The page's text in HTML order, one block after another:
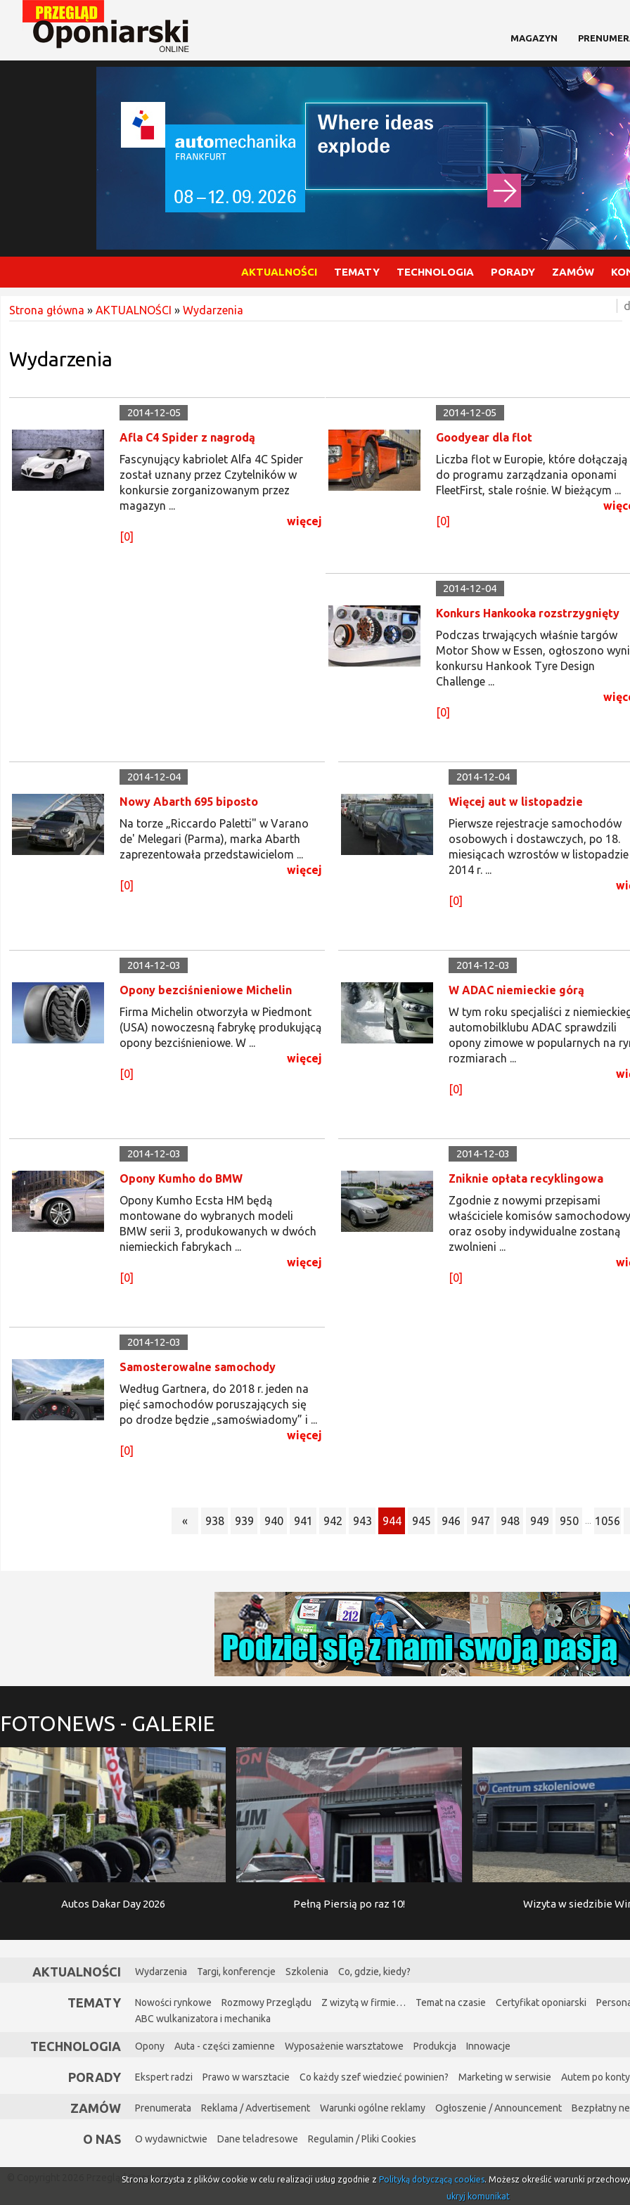
MAGAZYN
AKTUALNOŚCI TEMATY TECHNOLOGIA PORADY ZAMÓW
Strona główna » AKTUALNOŚCI » Wydarzenia
Wydarzenia
2014-12-05
Afla C4 Spider z nagrodą
Fascynujący kabriolet Alfa 4C Spider
został uznany przez Czytelników w
konkursie zorganizowanym przez
magazyn ...
więcej
[0]
2014-12-05
Goodyear dla flot
Liczba flot w Europie, które dołączają
do programu zarządzania oponami
FleetFirst, stale rośnie. W bieżącym ...
[0]
2014-12-04
Konkurs Hankooka rozstrzygnięty
Podczas trwających właśnie targów
Motor Show w Essen, ogłoszono
konkursu Hankook Tyre Design
Challenge ...
[0]
2014-12-04
Nowy Abarth 695 biposto
Na torze „Riccardo Paletti" w Varano
de' Melegari (Parma), marka Abarth
zaprezentowała przedstawicielom ...
więcej
[0]
2014-12-04
Więcej aut w listopadzie
Pierwsze rejestracje samochodów
osobowych i dostawczych, po 18.
miesiącach wzrostów w listopadzie
2014 r. ...
[0]
2014-12-03
Opony bezciśnieniowe Michelin
Firma Michelin otworzyła w Piedmont
(USA) nowoczesną fabrykę produkującą
opony bezciśnieniowe. W ...
więcej
[0]
2014-12-03
W ADAC niemieckie górą
W tym roku specjaliści z
automobilklubu ADAC sprawdzili
opony zimowe w popularnych na
rozmiarach ...
[0]
2014-12-03
Opony Kumho do BMW
Opony Kumho Ecsta HM będą
montowane do wybranych modeli
BMW serii 3, produkowanych w dwóch
niemieckich fabrykach ...
więcej
[0]
2014-12-03
Zniknie opłata recyklingowa
Zgodnie z nowymi przepisami
właściciele komisów
oraz osoby indywidualne zostaną
zwolnieni ...
[0]
2014-12-03
Samosterowalne samochody
Według Gartnera, do 2018 r. jeden na
pięć samochodów poruszających się
po drodze będzie „samoświadomy” i ...
więcej
[0]
« 938 939 940 941 942 943 944 945 946 947 948 949 950 1056
FOTONEWS - GALERIE
Autos Dakar Day 2026 Pełną Piersią po raz 10! Wizyta w siedzibie
AKTUALNOŚCI Wydarzenia Targi, konferencje Szkolenia Co, gdzie, kiedy?
TEMATY Nowości rynkowe Rozmowy Przeglądu Z wizytą w firmie… Temat na czasie Certyfikat oponiarski
ABC wulkanizatora i mechanika
TECHNOLOGIA Opony Auta - części zamienne Wyposażenie warsztatowe Produkcja Innowacje
PORADY Ekspert radzi Prawo w warsztacie Co każdy szef wiedzieć powinien? Marketing w serwisie Autem po
ZAMÓW Prenumerata Reklama / Advertisement Warunki ogólne reklamy Ogłoszenie / Announcement Bezpłatny
O NAS O wydawnictwie Dane teladresowe Regulamin / Pliki Cookies
© Copyright 2026 Przegląd OponiarskiStrona korzysta z plików cookie w celu realizacji usług zgodnie z Polityką dotyczącą cookies. Możesz określić warunki
ukryj komunikat